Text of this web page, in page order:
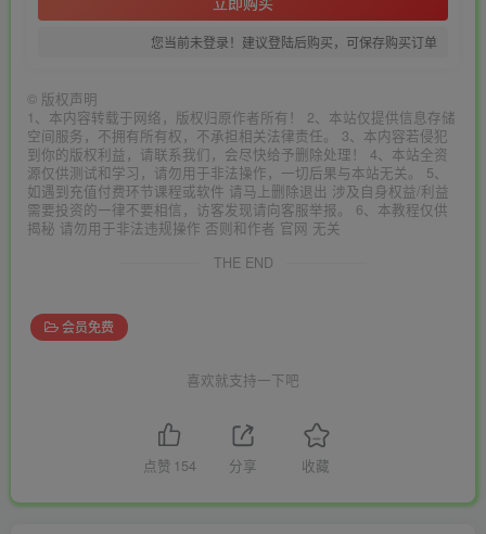
您当前未登录！建议登陆后购买，可保存购买订单
© 版权声明
1、本内容转载于网络，版权归原作者所有！ 2、本站仅提供信息存储
空间服务，不拥有所有权，不承担相关法律责任。 3、本内容若侵犯
到你的版权利益，请联系我们，会尽快给予删除处理！ 4、本站全资
源仅供测试和学习，请勿用于非法操作，一切后果与本站无关。 5、
如遇到充值付费环节课程或软件 请马上删除退出 涉及自身权益/利益
需要投资的一律不要相信，访客发现请向客服举报。 6、本教程仅供
揭秘 请勿用于非法违规操作 否则和作者 官网 无关
THE END
会员免费
喜欢就支持一下吧
点赞 154 分享 收藏